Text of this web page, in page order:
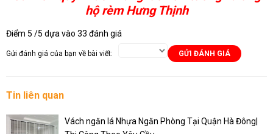
hộ rèm Hưng Thịnh
Điểm 5 /5 dựa vào 33 đánh giá
Gửi đánh giá của bạn về bài viết: GỬI ĐÁNH GIÁ
Tin liên quan
Vách ngăn lá Nhựa Ngăn Phòng Tại Quận Hà Đông|